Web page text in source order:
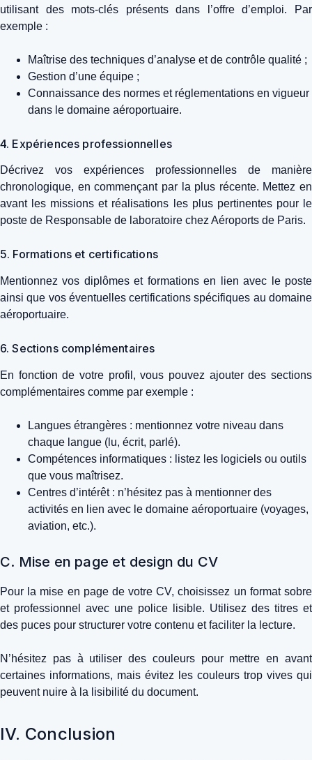
utilisant des mots-clés présents dans l’offre d’emploi. Par
exemple :
Maîtrise des techniques d’analyse et de contrôle qualité ;
Gestion d’une équipe ;
Connaissance des normes et réglementations en vigueur
dans le domaine aéroportuaire.
4. Expériences professionnelles
Décrivez vos expériences professionnelles de manière
chronologique, en commençant par la plus récente. Mettez en
avant les missions et réalisations les plus pertinentes pour le
poste de Responsable de laboratoire chez Aéroports de Paris.
5. Formations et certifications
Mentionnez vos diplômes et formations en lien avec le poste
ainsi que vos éventuelles certifications spécifiques au domaine
aéroportuaire.
6. Sections complémentaires
En fonction de votre profil, vous pouvez ajouter des sections
complémentaires comme par exemple :
Langues étrangères : mentionnez votre niveau dans
chaque langue (lu, écrit, parlé).
Compétences informatiques : listez les logiciels ou outils
que vous maîtrisez.
Centres d’intérêt : n’hésitez pas à mentionner des
activités en lien avec le domaine aéroportuaire (voyages,
aviation, etc.).
C. Mise en page et design du CV
Pour la mise en page de votre CV, choisissez un format sobre
et professionnel avec une police lisible. Utilisez des titres et
des puces pour structurer votre contenu et faciliter la lecture.
N’hésitez pas à utiliser des couleurs pour mettre en avant
certaines informations, mais évitez les couleurs trop vives qui
peuvent nuire à la lisibilité du document.
IV. Conclusion